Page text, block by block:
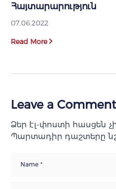
Հայտարարություն
07.06.2022
Read More
Leave a
Ձեր էլ-փոստի հասցեն
Պարտադիր դաշտերը